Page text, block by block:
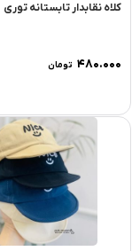
کلاه نقابدار تابستانه توری
۴۸۰.۰۰۰ تومان